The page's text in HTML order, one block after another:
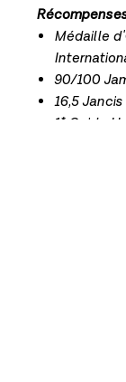
Médaille
90/100
16,5
1* Guide